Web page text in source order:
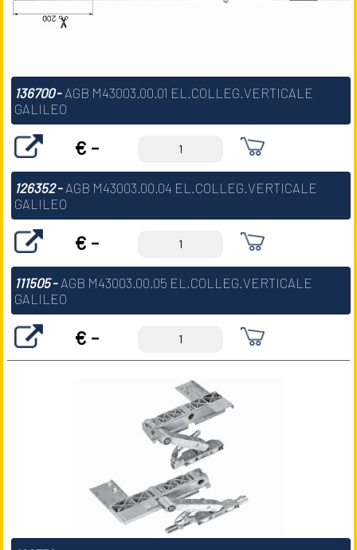
136700- AGB M43003.00.01 EL.COLLEG.VERTICALE
GALILEO
€ -
126352- AGB M43003.00.04 EL.COLLEG.VERTICALE
GALILEO
€ -
111505- AGB M43003.00.05 EL.COLLEG.VERTICALE
GALILEO
€ -